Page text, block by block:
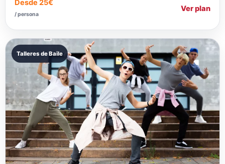
Desde 25€
/ persona
Ver plan
Talleres de Baile